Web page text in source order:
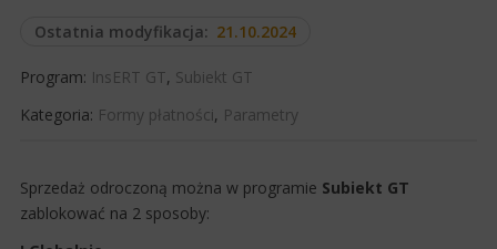
Ostatnia modyfikacja: 21.10.2024
Program: InsERT GT, Subiekt GT
Kategoria: Formy płatności, Parametry
​Sprzedaż odroczoną można w programie Subiekt GT
zablokować na 2 sposoby: